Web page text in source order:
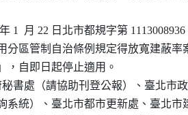
年 1  月 22 日北市都規字第
使用分區管制自治條例規定得放寬建蔽
」，自即日起停止適用。
書處（請協助刊登公報）、臺北市
查詢系統）、臺北市都市更新處、臺北